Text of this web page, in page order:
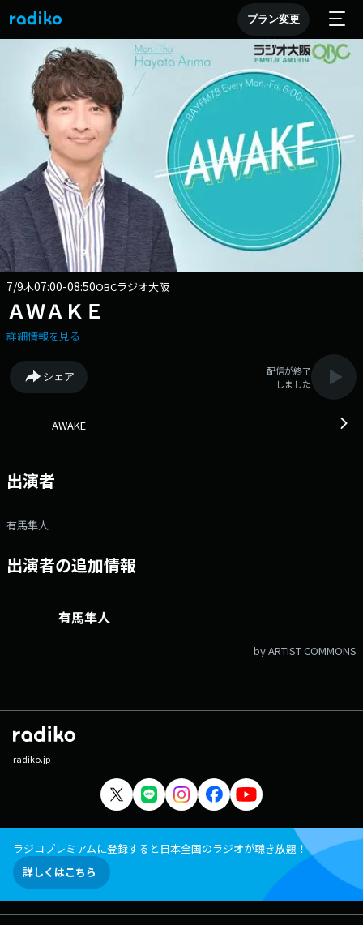
プラン変更
7/9木07:00-08:50OBCラジオ大阪
ＡＷＡＫＥ
詳細情報を見る
シェア
配信が終了
しました
AWAKE
出演者
有馬隼人
出演者の追加情報
有馬隼人
by ARTIST COMMONS
radiko.jp
ラジコプレミアムに登録すると日本全国のラジオが聴き放題！
詳しくはこちら